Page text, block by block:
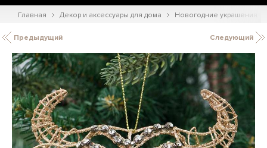
Главная Декор и аксессуары для дома Новогодние украшения
Предыдущий Следующий